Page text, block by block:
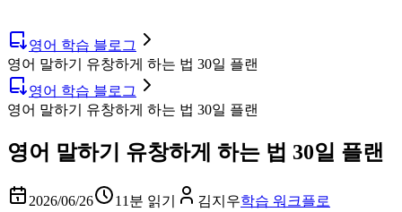
영어 학습 블로그
영어 말하기 유창하게 하는 법 30일 플랜
영어 학습 블로그
영어 말하기 유창하게 하는 법 30일 플랜
영어 말하기 유창하게 하는 법 30일 플랜
2026/06/26 11분 읽기 김지우학습 워크플로